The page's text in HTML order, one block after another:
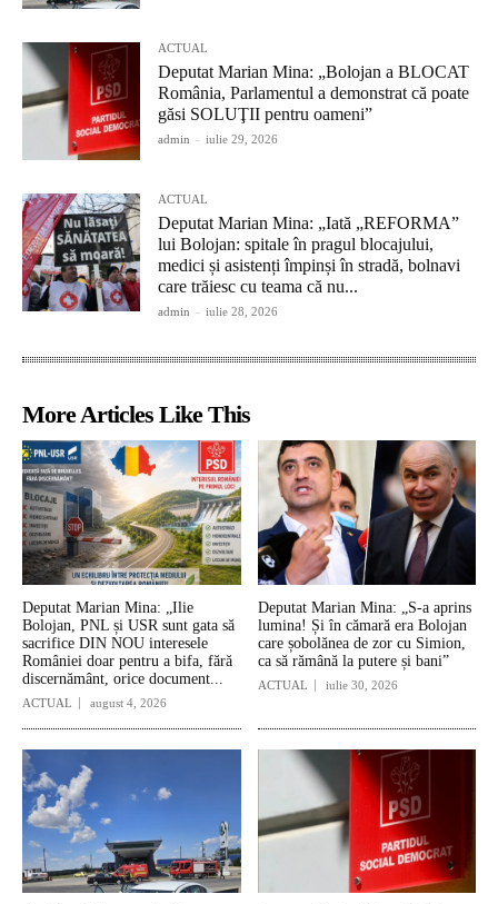
ACTUAL
Deputat Marian Mina: „Bolojan a BLOCAT
România, Parlamentul a demonstrat că poate
găsi SOLUŢII pentru oameni”
admin - iulie 29, 2026
ACTUAL
Deputat Marian Mina: „Iată „REFORMA”
lui Bolojan: spitale în pragul blocajului,
medici și asistenți împinși în stradă, bolnavi
care trăiesc cu teama că nu...
admin - iulie 28, 2026
More Articles Like This
Deputat Marian Mina: „Ilie
Bolojan, PNL și USR sunt gata să
sacrifice DIN NOU interesele
României doar pentru a bifa, fără
discernământ, orice document...
ACTUAL august 4, 2026
Deputat Marian Mina: „S-a aprins
lumina! Și în cămară era Bolojan
care șobolănea de zor cu Simion,
ca să rămână la putere și bani”
ACTUAL iulie 30, 2026